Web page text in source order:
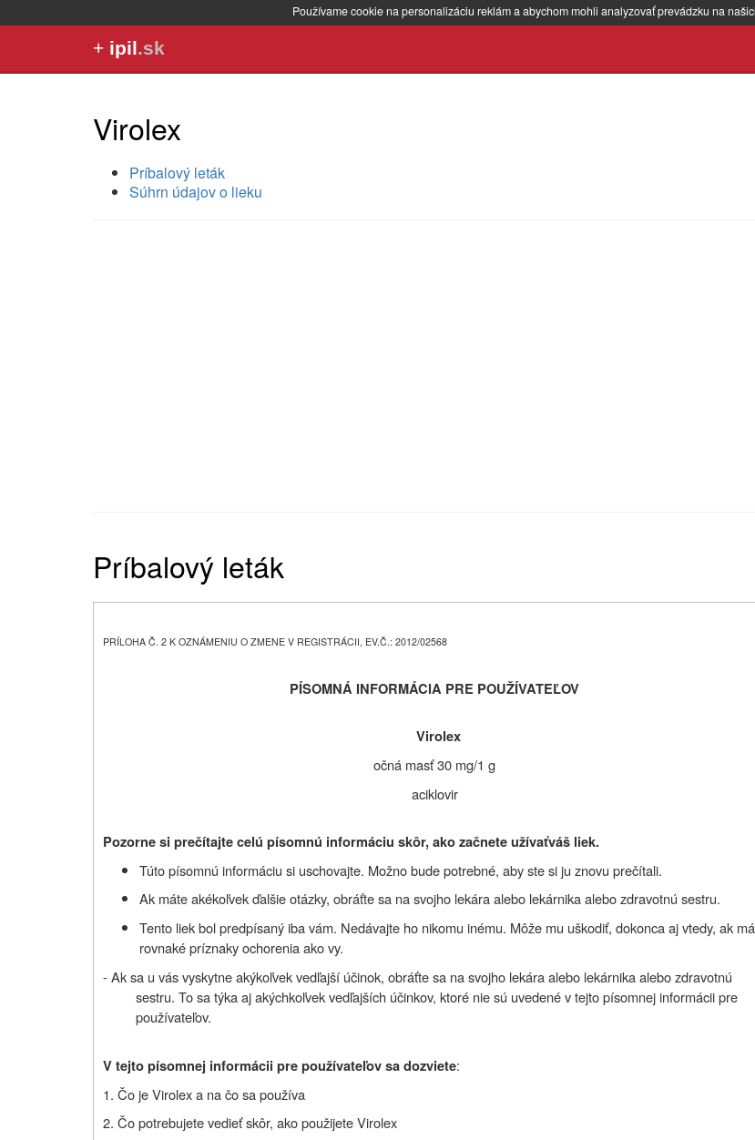
Používame cookie na personalizáciu reklám a abychom mohli analyzovať prevádzku na
+ ipil.sk
Virolex
Príbalový leták
Súhrn údajov o lieku
Príbalový leták
PRÍLOHA Č. 2 K OZNÁMENIU O ZMENE V REGISTRÁCII, EV.Č.: 2012/02568
PÍSOMNÁ INFORMÁCIA PRE POUŽÍVATEĽOV
Virolex
očná masť 30 mg/1 g
aciklovir
Pozorne si prečítajte celú písomnú informáciu skôr, ako začnete užívaťváš liek.
Túto písomnú informáciu si uschovajte. Možno bude potrebné, aby ste si ju znovu prečítali.
Ak máte akékoľvek ďalšie otázky, obráťte sa na svojho lekára alebo lekárnika alebo zdravotnú sestru.
Tento liek bol predpísaný iba vám. Nedávajte ho nikomu inému. Môže mu uškodiť, dokonca aj vtedy, ak má
rovnaké príznaky ochorenia ako vy.
- Ak sa u vás vyskytne akýkoľvek vedľajší účinok, obráťte sa na svojho lekára alebo lekárnika alebo zdravotnú
sestru. To sa týka aj akýchkoľvek vedľajších účinkov, ktoré nie sú uvedené v tejto písomnej informácii pre
používateľov.
V tejto písomnej informácii pre používateľov sa dozviete:
1. Čo je Virolex a na čo sa používa
2. Čo potrebujete vedieť skôr, ako použijete Virolex